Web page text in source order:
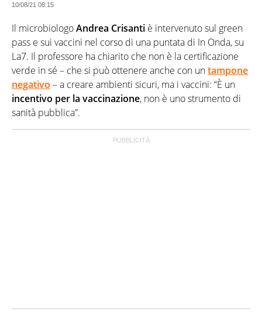
10/08/21 08:15
Il microbiologoAndrea Crisanti è intervenuto sul green
pass e sui vaccini nel corso di una puntata di In Onda, su
La7. Il professore ha chiarito che non è la certificazione
verde in sé – che si può ottenere anche con untampone
negativo – a creare ambienti sicuri, ma i vaccini: “È un
incentivo per la vaccinazione, non è uno strumento di
sanità pubblica”.